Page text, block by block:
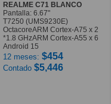
REALME C71 BLANCO
Pantalla: 6.67"
T7250 (UMS9230E)
OctacoreARM Cortex-A75 x 2
*1.8 GHzARM Cortex-A55 x 6
Android 15
12 meses: $454
Contado $5,446